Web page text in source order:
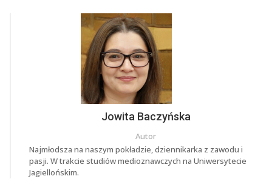
Jowita Baczyńska
Autor
Najmłodsza na naszym pokładzie, dziennikarka z zawodu i
pasji. W trakcie studiów medioznawczych na Uniwersytecie
Jagiellońskim.